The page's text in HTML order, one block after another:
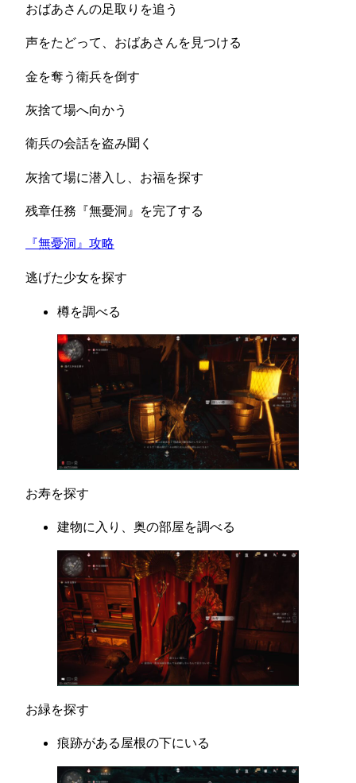
おばあさんの足取りを追う
声をたどって、おばあさんを見つける
金を奪う衛兵を倒す
灰捨て場へ向かう
衛兵の会話を盗み聞く
灰捨て場に潜入し、お福を探す
残章任務『無憂洞』を完了する
『無憂洞』攻略
逃げた少女を探す
樽を調べる
お寿を探す
建物に入り、奥の部屋を調べる
お緑を探す
痕跡がある屋根の下にいる